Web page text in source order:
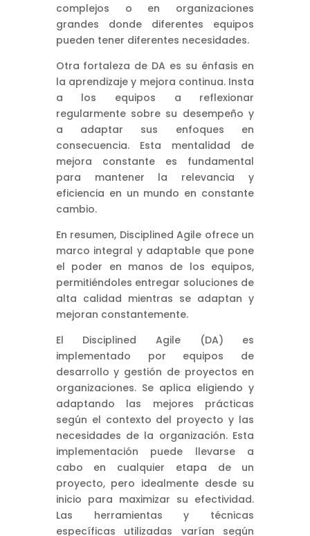
complejos o en organizaciones
grandes donde diferentes equipos
pueden tener diferentes necesidades.
Otra fortaleza de DA es su énfasis en
la aprendizaje y mejora continua. Insta
a los equipos a reflexionar
regularmente sobre su desempeño y
a adaptar sus enfoques en
consecuencia. Esta mentalidad de
mejora constante es fundamental
para mantener la relevancia y
eficiencia en un mundo en constante
cambio.
En resumen, Disciplined Agile ofrece un
marco integral y adaptable que pone
el poder en manos de los equipos,
permitiéndoles entregar soluciones de
alta calidad mientras se adaptan y
mejoran constantemente.
El Disciplined Agile (DA) es
implementado por equipos de
desarrollo y gestión de proyectos en
organizaciones. Se aplica eligiendo y
adaptando las mejores prácticas
según el contexto del proyecto y las
necesidades de la organización. Esta
implementación puede llevarse a
cabo en cualquier etapa de un
proyecto, pero idealmente desde su
inicio para maximizar su efectividad.
Las herramientas y técnicas
específicas utilizadas varían según